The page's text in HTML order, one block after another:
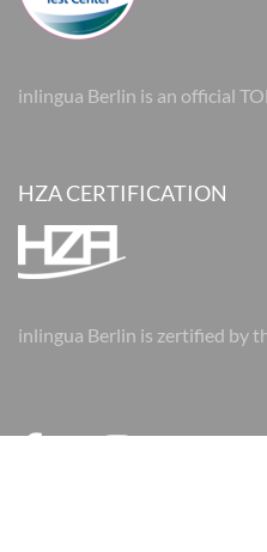
inlingua Berlin is an official
HZA CERTIFICATION
inlingua Berlin is zertified by